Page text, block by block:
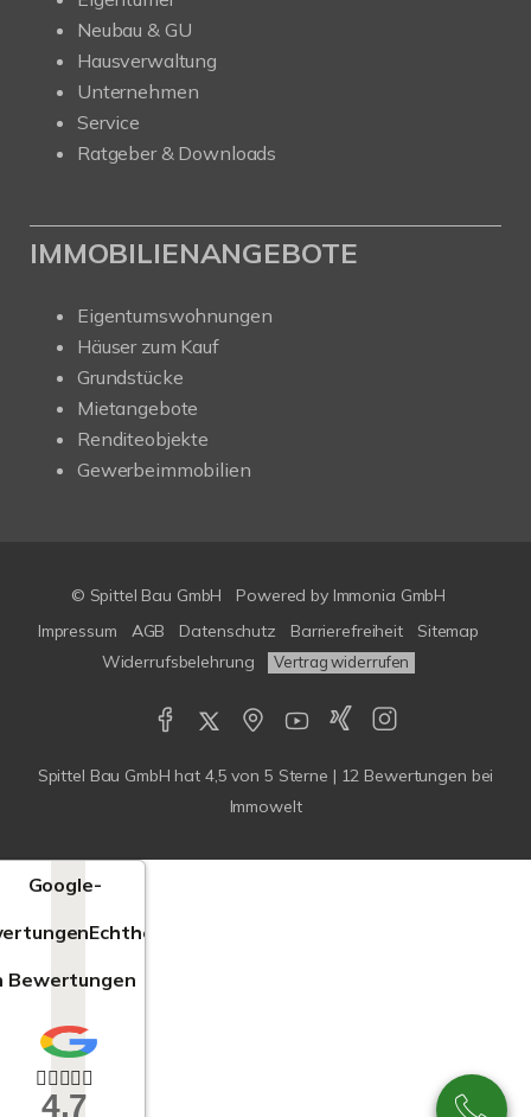
Neubau & GU
Hausverwaltung
Unternehmen
Service
Ratgeber & Downloads
IMMOBILIENANGEBOTE
Eigentumswohnungen
Häuser zum Kauf
Grundstücke
Mietangebote
Renditeobjekte
Gewerbeimmobilien
© Spittel Bau GmbH Powered by Immonia GmbH
Impressum
AGB Datenschutz Barrierefreiheit
Sitemap
Widerrufsbelehrung
Vertrag widerrufen
Spittel Bau GmbH hat 4,5 von 5 Sterne | 12 Bewertungen bei
Immowelt
Google-
Echtheit
Bewertungen
4,7